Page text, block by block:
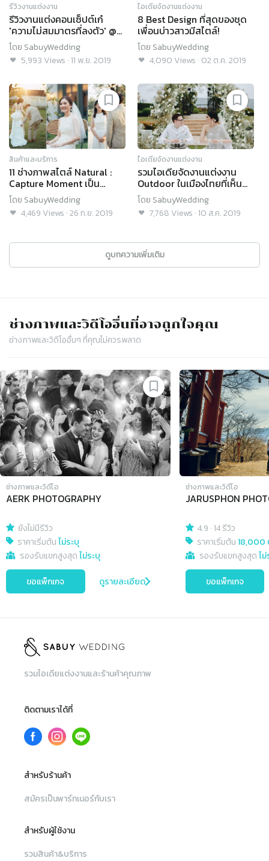
รีวิวงานแต่งงาน
รีวิวงานแต่งคอนเซ็ปต์เก๋
'ความไม่สมมาตรที่ลงตัว' @
AVANI+ Riverside Bangkok
Hotel
โดย SabuyWedding
5,993 Views ·11 พ.ย. 2019
ไอเดียจัดงานแต่งงาน
8 Best Design ที่สุดของชุด
เพื่อนบ่าวสาวมีสไตล์!
โดย SabuyWedding
4,090 Views · 02 ต.ค. 2019
สินค้าและบริการ
11 ช่างภาพสไตล์ Natural :
Capture Moment เป็น
ธรรมชาติจนคุณต้องหลงรัก!
โดย SabuyWedding
4,469 Views ·26 ก.ย. 2019
ไอเดียจัดงานแต่งงาน
รวมไอเดียจัดงานแต่งงาน
Outdoor ในเมืองไทยที่เห็น
แล้วว้าว!
โดย SabuyWedding
7,768 Views ·10 ส.ค. 2019
ดูบทความเพิ่มเติม
ช่างภาพและวิดีโออื่นที่อาจถูกใจคุณ
ช่างภาพและวิดีโออื่นๆ ที่คุณไม่ควรพลาด
Slide 1 of 4
ช่างภาพและวิดีโอ
AERK PHOTOGRAPHY
ยังไม่มีรีวิว
ราคาเริ่มต้นไม่ระบุ
รองรับแขกสูงสุดไม่ระบุ
ขอแพ็กเกจ ดูรายละเอียด
ช่างภาพและวิดีโอ
JARUSPHON
4.9 ·14 รีวิว
ราคาเริ่มต้น18,000
รองรับแขกสูงสุดไ
ขอแพ็กเกจ
รวมไอเดียแต่งงานและร้านค้าคุณภาพ
ติดตามเราได้ที่
สำหรับร้านค้า
สมัครเป็นพาร์ทเนอร์กับเรา
สำหรับผู้ใช้งาน
รวมสินค้า&บริการ